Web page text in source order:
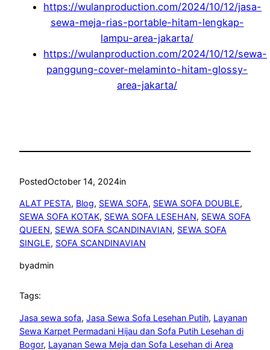
https://wulanproduction.com/2024/10/12/jasa-
sewa-meja-rias-portable-hitam-lengkap-
lampu-area-jakarta/
https://wulanproduction.com/2024/10/12/sewa-
panggung-cover-melaminto-hitam-glossy-
area-jakarta/
PostedOctober 14, 2024in
ALAT PESTA, Blog, SEWA SOFA, SEWA SOFA DOUBLE
SEWA SOFA KOTAK, SEWA SOFA LESEHAN, SEWA SOFA
QUEEN, SEWA SOFA SCANDINAVIAN, SEWA SOFA
SINGLE, SOFA SCANDINAVIAN
byadmin
Tags:
Jasa sewa sofa, Jasa Sewa Sofa Lesehan Putih, Layanan
Sewa Karpet Permadani Hijau dan Sofa Putih Lesehan di
Bogor, Layanan Sewa Meja dan Sofa Lesehan di Area